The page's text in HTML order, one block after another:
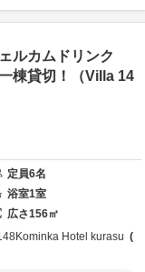
ルカムドリンク
棟貸切！（Villa 14
定員6名
浴室1室
広さ156㎡
Kominka Hotel kurasu